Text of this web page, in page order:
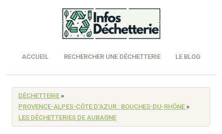
ACCUEIL RECHERCHER UNE DÉCHETTERIE LE BLOG
DÉCHETTERIE »
PROVENCE-ALPES-CÔTE D'AZUR : BOUCHES-DU-RHÔNE »
LES DÉCHETTERIES DE AUBAGNE